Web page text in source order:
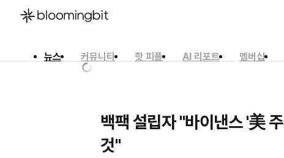
뉴스 커뮤니티 핫 피플 AI 리포트 멤버십
백팩 설립자 "바이낸스 '美
것"